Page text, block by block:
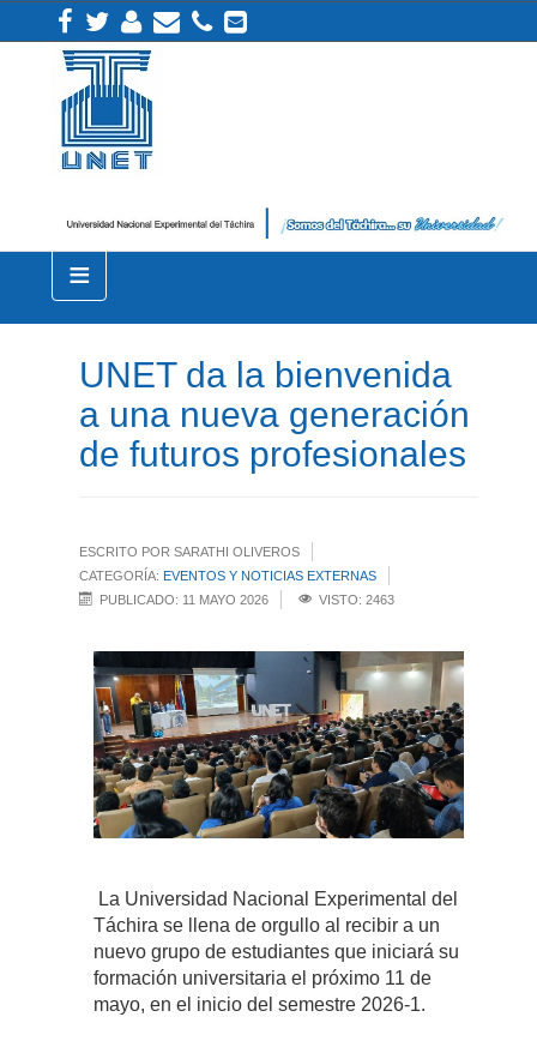
≡
UNET da la bienvenida
a una nueva generación
de futuros profesionales
ESCRITO POR SARATHI OLIVEROS
CATEGORÍA: EVENTOS Y NOTICIAS EXTERNAS
PUBLICADO: 11 MAYO 2026
VISTO: 2463
La Universidad Nacional Experimental del
Táchira se llena de orgullo al recibir a un
nuevo grupo de estudiantes que iniciará su
formación universitaria el próximo 11 de
mayo, en el inicio del semestre 2026-1.